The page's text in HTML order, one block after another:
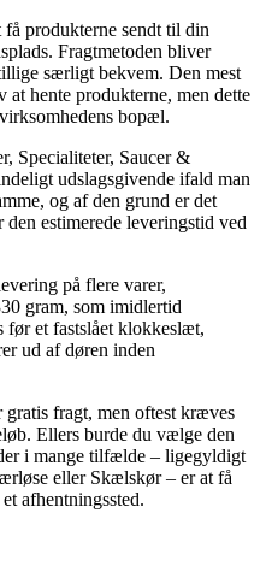
produkterne sendt til din
Fragtmetoden bliver
særligt bekvem. Den mest
at hente produkterne, men dette
bopæl.
Specialiteter, Saucer &
udslagsgivende ifald man
og af den grund er det
den estimerede leveringstid ved
på flere varer,
gram, som imidlertid
før et fastslået klokkeslæt,
ud af døren inden
fragt, men oftest kræves
Ellers burde du vælge den
i mange tilfælde – ligegyldigt
eller Skælskør – er at få
afhentningssted.